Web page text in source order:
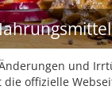
und
offizielle